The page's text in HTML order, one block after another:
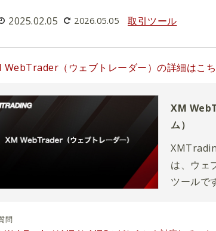
2025.02.05 2026.05.05 取引ツール
WebTrader（ウェブトレーダー）の詳細はこ
XM
ム）
は、ウェ
ツールで
問